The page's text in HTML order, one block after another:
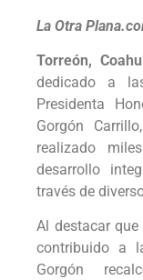
La Otra
Torreón,
dedicado a
Presidenta
Gorgón
realizado
desarrollo
través de
Al destacar
contribuido a
Gorgón